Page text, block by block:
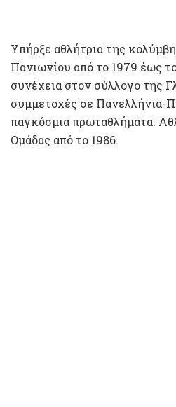
Υπήρξε αθλήτρια της
Πανιωνίου από το 1979 έως
συνέχεια στον σύλλογο της
συμμετοχές σε Πανελλήνια-
παγκόσμια πρωταθλήματα.
Ομάδας από το 1986.